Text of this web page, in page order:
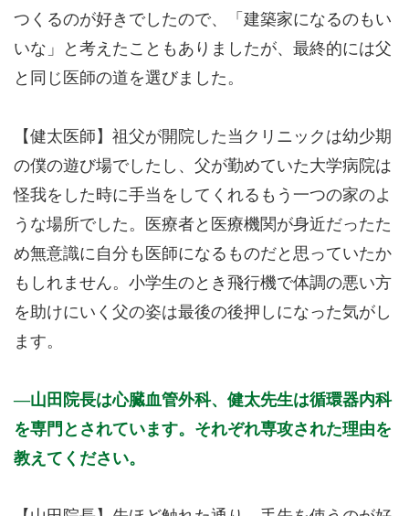
つくるのが好きでしたので、「建築家になるのもい
いな」と考えたこともありましたが、最終的には父
と同じ医師の道を選びました。
【健太医師】祖父が開院した当クリニックは幼少期
の僕の遊び場でしたし、父が勤めていた大学病院は
怪我をした時に手当をしてくれるもう一つの家のよ
うな場所でした。医療者と医療機関が身近だったた
め無意識に自分も医師になるものだと思っていたか
もしれません。小学生のとき飛行機で体調の悪い方
を助けにいく父の姿は最後の後押しになった気がし
ます。
山田院長は心臓血管外科、健太先生は循環器内科
を専門とされています。それぞれ専攻された理由を
教えてください。